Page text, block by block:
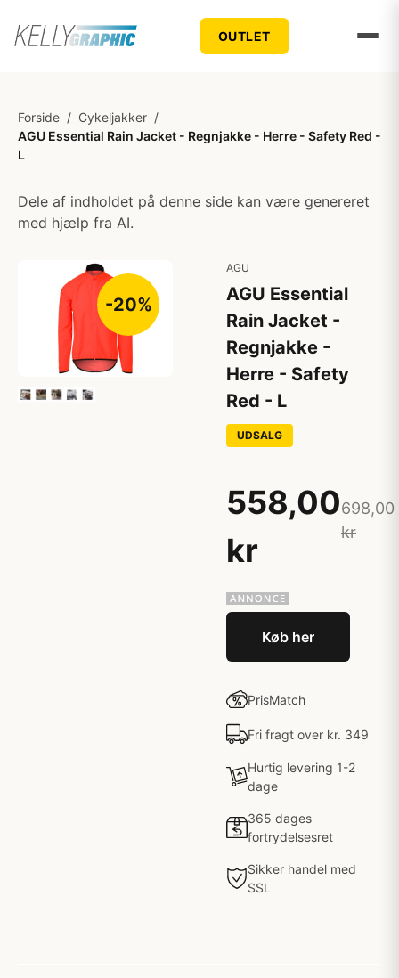
OUTLET
Forside / Cykeljakker /
AGU Essential Rain Jacket - Regnjakke - Herre - Safety Red -
L
Dele af indholdet på denne side kan være genereret
med hjælp fra AI.
-20%
AGU
AGU Essential
Rain Jacket -
Regnjakke -
Herre - Safety
Red - L
UDSALG
558,00
kr
698,00
kr
Køb her
PrisMatch
Fri fragt over kr. 349
Hurtig levering 1-2
dage
365 dages
fortrydelsesret
Sikker handel med
SSL